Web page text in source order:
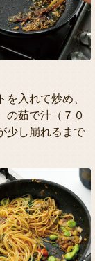
を入れて炒め、
の茹で汁（７０
少し崩れるまで